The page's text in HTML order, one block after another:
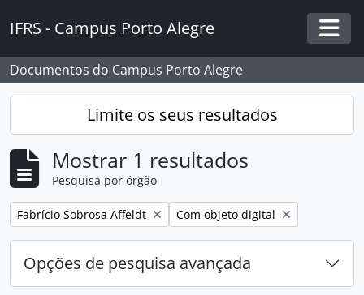
IFRS - Campus Porto Alegre
Documentos do Campus Porto Alegre
Limite os seus resultados
Mostrar 1 resultados
Pesquisa por órgão
Remover filtro:
Fabrício Sobrosa Affeldt Remover filtro:
Com objeto digital
Opções de pesquisa avançada